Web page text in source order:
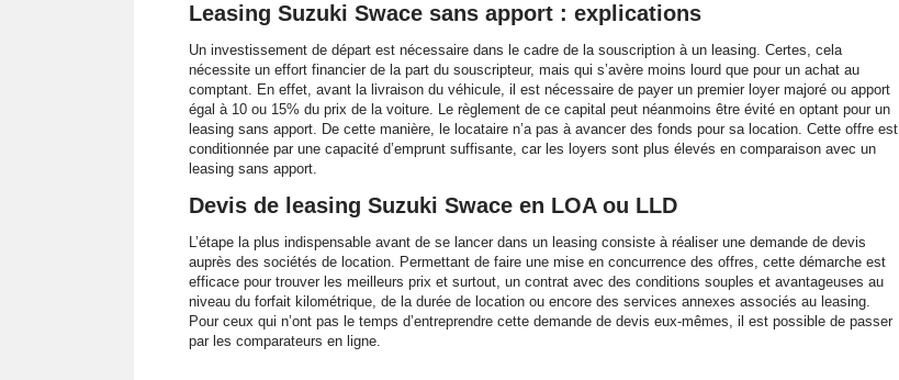
Leasing Suzuki Swace sans apport : explications
Un investissement de départ est nécessaire dans le cadre de la souscription à un leasing. Certes, cela
nécessite un effort financier de la part du souscripteur, mais qui s’avère moins lourd que pour un achat au
comptant. En effet, avant la livraison du véhicule, il est nécessaire de payer un premier loyer majoré ou apport
égal à 10 ou 15% du prix de la voiture. Le règlement de ce capital peut néanmoins être évité en optant pour un
leasing sans apport. De cette manière, le locataire n’a pas à avancer des fonds pour sa location. Cette offre est
conditionnée par une capacité d’emprunt suffisante, car les loyers sont plus élevés en comparaison avec un
leasing sans apport.
Devis de leasing Suzuki Swace en LOA ou LLD
L’étape la plus indispensable avant de se lancer dans un leasing consiste à réaliser une demande de devis
auprès des sociétés de location. Permettant de faire une mise en concurrence des offres, cette démarche est
efficace pour trouver les meilleurs prix et surtout, un contrat avec des conditions souples et avantageuses au
niveau du forfait kilométrique, de la durée de location ou encore des services annexes associés au leasing.
Pour ceux qui n’ont pas le temps d’entreprendre cette demande de devis eux-mêmes, il est possible de passer
par les comparateurs en ligne.